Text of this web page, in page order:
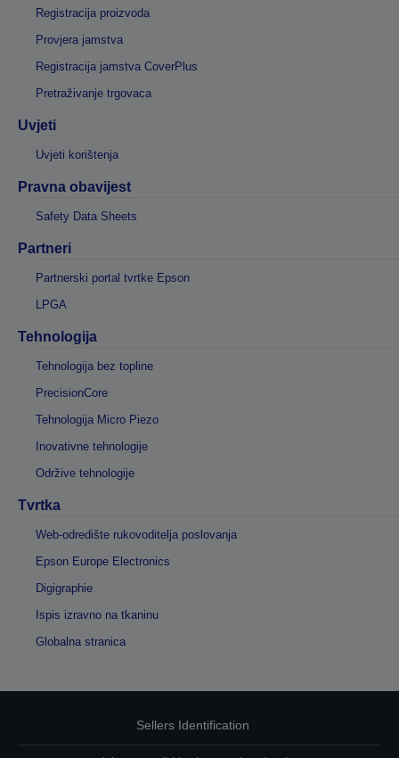
Registracija proizvoda
Provjera jamstva
Registracija jamstva CoverPlus
Pretraživanje trgovaca
Uvjeti
Uvjeti korištenja
Pravna obavijest
Safety Data Sheets
Partneri
Partnerski portal tvrtke Epson
LPGA
Tehnologija
Tehnologija bez topline
PrecisionCore
Tehnologija Micro Piezo
Inovativne tehnologije
Održive tehnologije
Tvrtka
Web-odredište rukovoditelja poslovanja
Epson Europe Electronics
Digigraphie
Ispis izravno na tkaninu
Globalna stranica
Sellers Identification